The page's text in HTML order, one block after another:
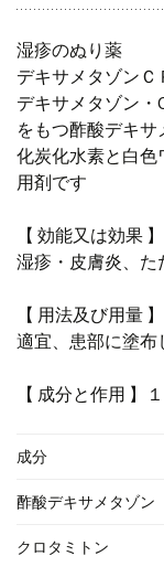
湿疹のぬり薬
デキサメタゾンＣ
デキサメタゾン・
をもつ酢酸デキ
化炭化水素と白色
用剤です
【 効能又は効果 】
湿疹・皮膚炎、た
【 用法及び用量 】
適宜、患部に塗布
【 成分と作用 】
成分
酢酸デキサメタゾン
クロタミトン